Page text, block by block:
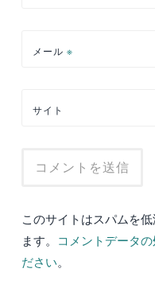
メール ※
サイト
このサイトはスパムを
ます。 コメントデータ
ださい。